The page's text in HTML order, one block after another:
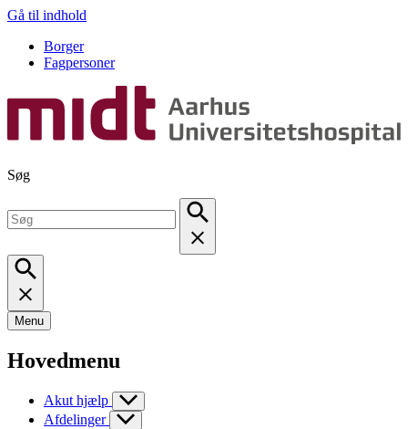
Gå til indhold
Borger
Fagpersoner
Søg
Menu
Hovedmenu
Akut hjælp
Afdelinger